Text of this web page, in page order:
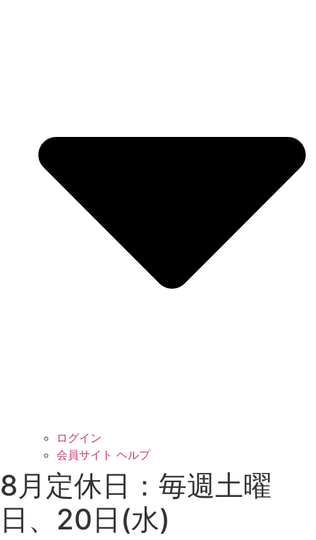
ログイン
会員サイト ヘルプ
8月定休日：毎週土曜
日、20日(水)